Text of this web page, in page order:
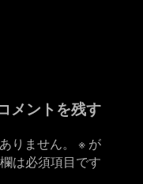
メントを残す
りません。 ※が
は必須項目です